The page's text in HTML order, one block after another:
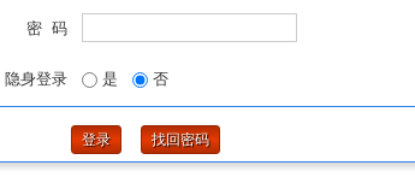
密 码
隐身登录 是 否